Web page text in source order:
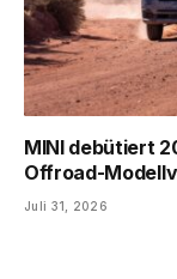
MINI debütiert
Offroad-
Juli 31, 2026